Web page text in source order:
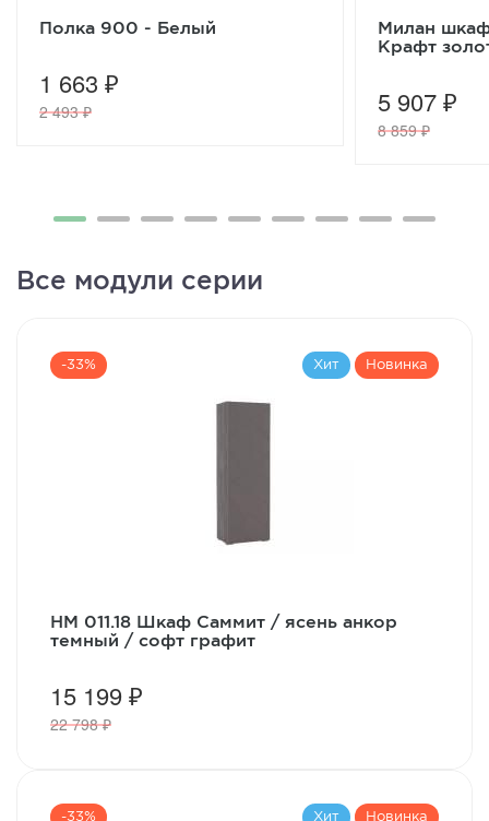
Полка 900 - Белый
1 663 ₽
2 493 ₽
Милан
Крафт
5 907 ₽
8 859 ₽
Все модули серии
-33% Хит Новинка
НМ 011.18 Шкаф Саммит / ясень анкор
темный / софт графит
15 199 ₽
22 798 ₽
-33% Хит Новинка